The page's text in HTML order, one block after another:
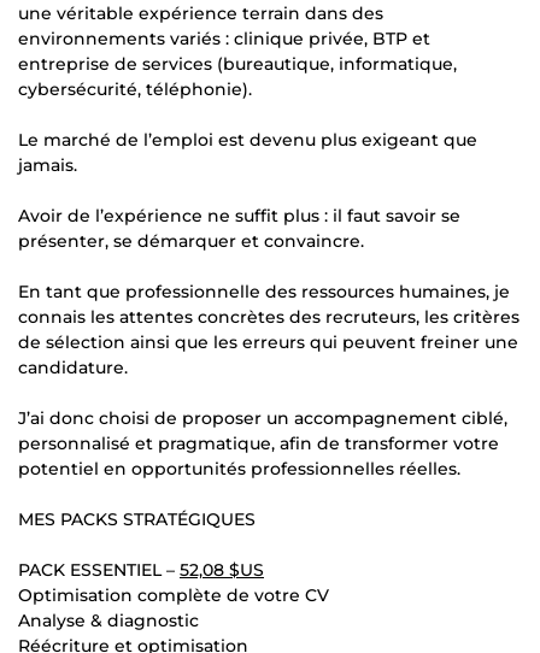
une véritable expérience terrain dans des
environnements variés : clinique privée, BTP et
entreprise de services (bureautique, informatique,
cybersécurité, téléphonie).
Le marché de l’emploi est devenu plus exigeant que
jamais.
Avoir de l’expérience ne suffit plus : il faut savoir se
présenter, se démarquer et convaincre.
En tant que professionnelle des ressources humaines, je
connais les attentes concrètes des recruteurs, les critères
de sélection ainsi que les erreurs qui peuvent freiner une
candidature.
J’ai donc choisi de proposer un accompagnement ciblé,
personnalisé et pragmatique, afin de transformer votre
potentiel en opportunités professionnelles réelles.
MES PACKS STRATÉGIQUES
PACK ESSENTIEL – 52,08 $US
Optimisation complète de votre CV
Analyse & diagnostic
Réécriture et optimisation